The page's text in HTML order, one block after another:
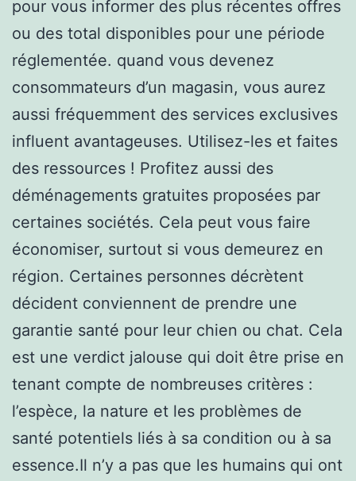
pour vous informer des plus récentes offres
ou des total disponibles pour une période
réglementée. quand vous devenez
consommateurs d’un magasin, vous aurez
aussi fréquemment des services exclusives
influent avantageuses. Utilisez-les et faites
des ressources ! Profitez aussi des
déménagements gratuites proposées par
certaines sociétés. Cela peut vous faire
économiser, surtout si vous demeurez en
région. Certaines personnes décrètent
décident conviennent de prendre une
garantie santé pour leur chien ou chat. Cela
est une verdict jalouse qui doit être prise en
tenant compte de nombreuses critères :
l’espèce, la nature et les problèmes de
santé potentiels liés à sa condition ou à sa
essence.Il n’y a pas que les humains qui ont